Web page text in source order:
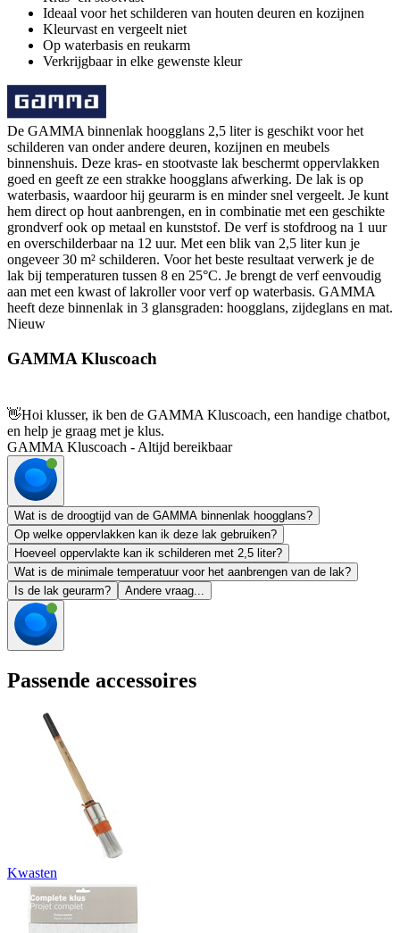
Ideaal voor het schilderen van houten deuren en kozijnen
Kleurvast en vergeelt niet
Op waterbasis en reukarm
Verkrijgbaar in elke gewenste kleur
De GAMMA binnenlak hoogglans 2,5 liter is geschikt voor het
schilderen van onder andere deuren, kozijnen en meubels
binnenshuis. Deze kras- en stootvaste lak beschermt oppervlakken
goed en geeft ze een strakke hoogglans afwerking. De lak is op
waterbasis, waardoor hij geurarm is en minder snel vergeelt. Je kunt
hem direct op hout aanbrengen, en in combinatie met een geschikte
grondverf ook op metaal en kunststof. De verf is stofdroog na 1 uur
en overschilderbaar na 12 uur. Met een blik van 2,5 liter kun je
ongeveer 30 m² schilderen. Voor het beste resultaat verwerk je de
lak bij temperaturen tussen 8 en 25°C. Je brengt de verf eenvoudig
aan met een kwast of lakroller voor verf op waterbasis. GAMMA
heeft deze binnenlak in 3 glansgraden: hoogglans, zijdeglans en mat.
Nieuw
GAMMA Kluscoach
👋Hoi klusser, ik ben de GAMMA Kluscoach, een handige chatbot,
en help je graag met je klus.
GAMMA Kluscoach - Altijd bereikbaar
Wat is de droogtijd van de GAMMA binnenlak hoogglans?
Op welke oppervlakken kan ik deze lak gebruiken?
Hoeveel oppervlakte kan ik schilderen met 2,5 liter?
Wat is de minimale temperatuur voor het aanbrengen van de lak?
Is de lak geurarm?
Andere vraag...
Passende accessoires
Kwasten